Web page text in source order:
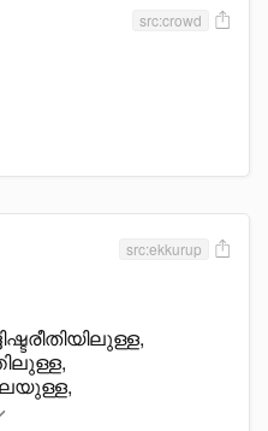
src:crowd
src:ekkurup